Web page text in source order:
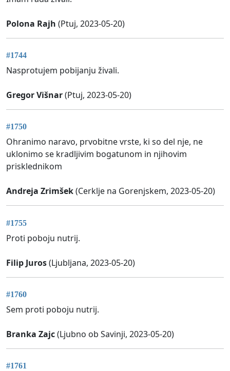
Polona Rajh (Ptuj, 2023-05-20)
#1744
Nasprotujem pobijanju živali.
Gregor Višnar(Ptuj, 2023-05-20)
#1750
Ohranimo naravo, prvobitne vrste, ki so del nje, ne
uklonimo se kradljivim bogatunom in njihovim
prisklednikom
Andreja Zrimšek(Cerklje na Gorenjskem, 2023-05-20)
#1755
Proti poboju nutrij.
Filip Juros(Ljubljana, 2023-05-20)
#1760
Sem proti poboju nutrij.
Branka Zajc(Ljubno ob Savinji, 2023-05-20)
#1761